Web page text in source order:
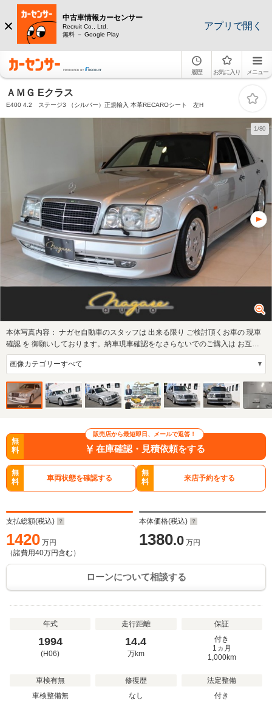
中古車情報カーセンサー
Recruit Co., Ltd.
無料 － Google Play
アプリで開く
履歴 お気に入り メニュー
ＡＭＧ Eクラス
E400 4.2 ステージ3 （シルバー）正規輸入 本革RECAROシート 左H
1/80
本体写真内容： ナガセ自動車のスタッフは 出来る限り ご検討頂くお車の 現車
確認 を 御願いしております。納車現車確認をなさらないでのご購入は お互い
に トラブ
販売店から最短即日、メールで返答！
無
料
在庫確認・見積依頼をする
無
料
車両状態を確認する
無
料
来店予約をする
支払総額(税込)
1420 万円
（諸費用40万円含む）
本体価格(税込)
1380.0 万円
ローンについて相談する
年式
1994
(H06)
走行距離
14.4
万km
保証
付き
1ヵ月
1,000km
車検有無
車検整備無
修復歴
なし
法定整備
付き